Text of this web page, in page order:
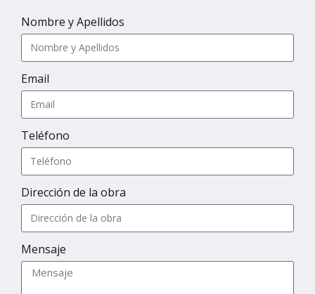
Nombre y Apellidos
Email
Teléfono
Dirección de la obra
Mensaje